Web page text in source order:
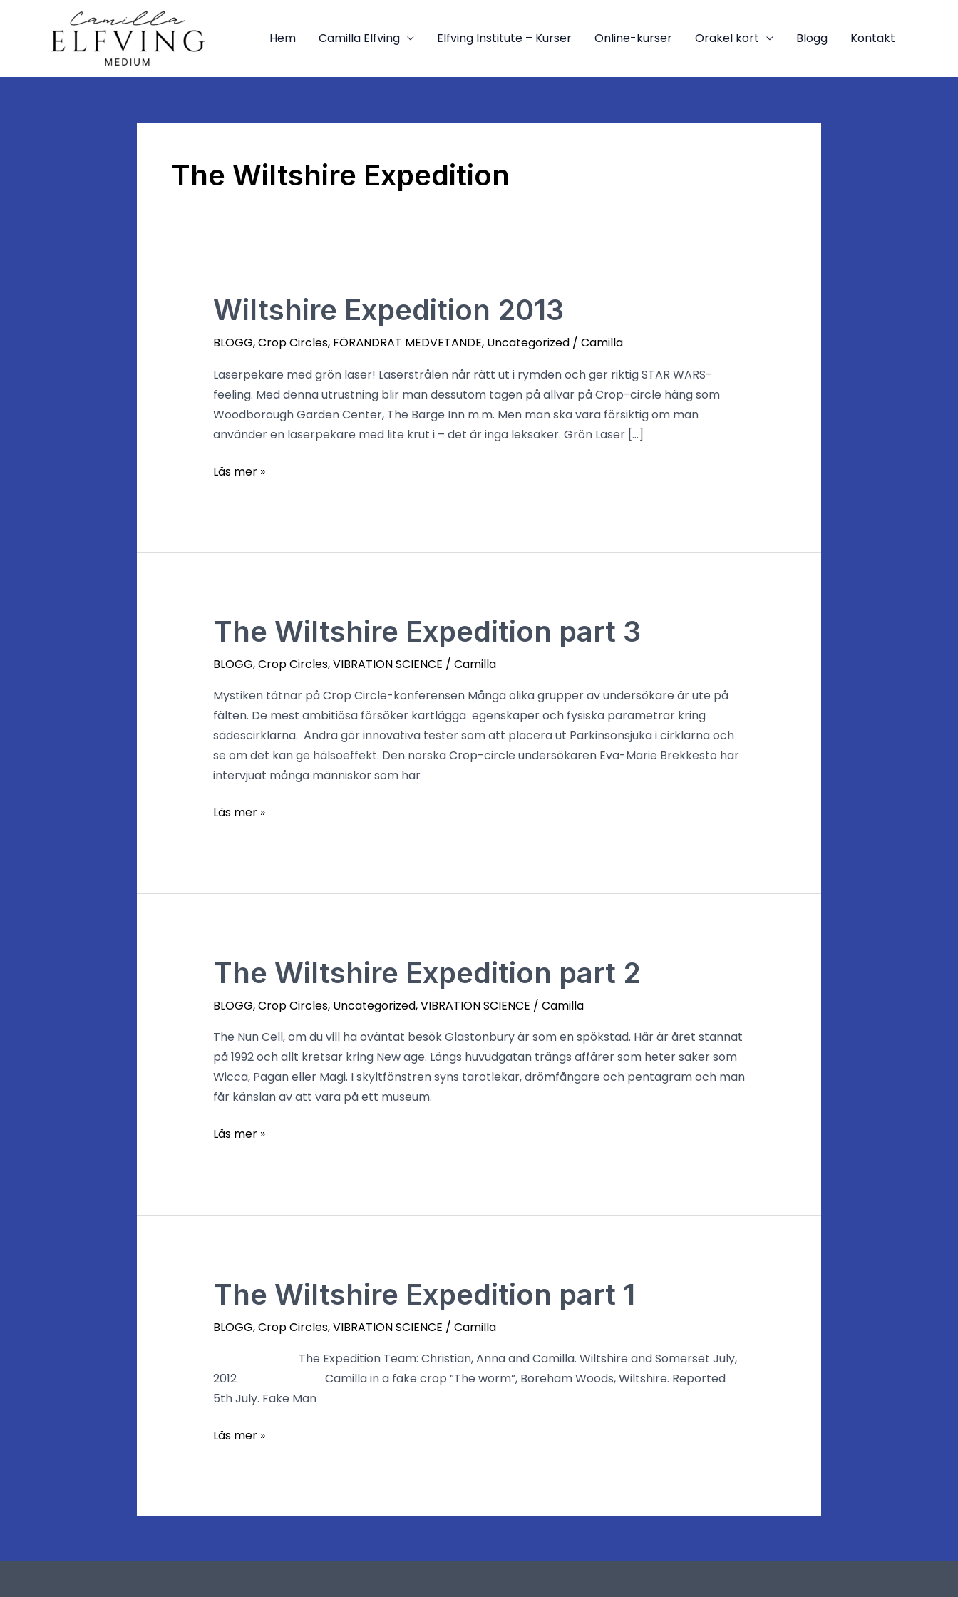
Hem Camilla Elfving Elfving Institute – Kurser Online-kurser Orakel kort Blogg Kontakt
The Wiltshire Expedition
Wiltshire Expedition 2013
BLOGG,Crop Circles, FÖRÄNDRAT MEDVETANDE, Uncategorized/ Camilla
Laserpekare med grön laser! Laserstrålen når rätt ut i rymden och ger riktig STAR WARS-
feeling. Med denna utrustning blir man dessutom tagen på allvar på Crop-circle häng som
Woodborough Garden Center, The Barge Inn m.m. Men man ska vara försiktig om man
använder en laserpekare med lite krut i – det är inga leksaker. Grön Laser […]
Wiltshire
Expedition
2013
Läs mer »
The Wiltshire Expedition part 3
BLOGG,Crop Circles,VIBRATION SCIENCE / Camilla
Mystiken tätnar på Crop Circle-konferensen Många olika grupper av undersökare är ute på
fälten. De mest ambitiösa försöker kartlägga egenskaper och fysiska parametrar kring
sädescirklarna. Andra gör innovativa tester som att placera ut Parkinsonsjuka i cirklarna och
se om det kan ge hälsoeffekt. Den norska Crop-circle undersökaren Eva-Marie Brekkesto har
intervjuat många människor som har
The
Wiltshire
Expedition
3
Läs mer »
The Wiltshire Expedition part 2
BLOGG,Crop Circles, Uncategorized,VIBRATION SCIENCE / Camilla
The Nun Cell, om du vill ha oväntat besök Glastonbury är som en spökstad. Här är året stannat
på 1992 och allt kretsar kring New age. Längs huvudgatan trängs affärer som heter saker som
Wicca, Pagan eller Magi. I skyltfönstren syns tarotlekar, drömfångare och pentagram och man
får känslan av att vara på ett museum.
The
Wiltshire
Expedition
2
Läs mer »
The Wiltshire Expedition part 1
BLOGG,Crop Circles,VIBRATION SCIENCE / Camilla
The Expedition Team: Christian, Anna and Camilla. Wiltshire and Somerset July,
2012 Camilla in a fake crop ”The worm”, Boreham Woods, Wiltshire. Reported
5th July. Fake Man
The
Wiltshire
Expedition
Läs mer »